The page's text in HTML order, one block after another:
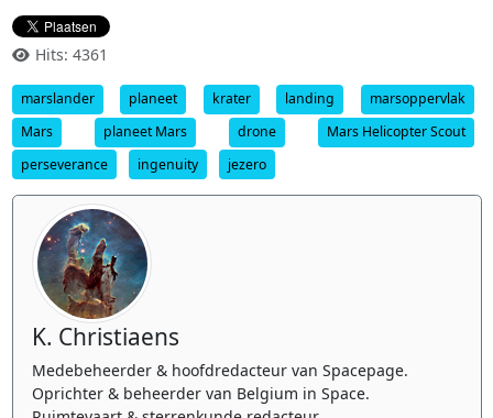
Hits: 4361
marslander planeet krater landing
marsoppervlak
Mars
planeet Mars drone
Mars Helicopter Scout
perseverance
ingenuity jezero
K. Christiaens
Medebeheerder & hoofdredacteur van Spacepage.
Oprichter & beheerder van Belgium in Space.